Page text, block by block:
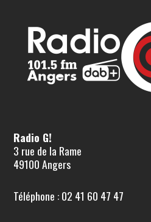
Radio G!
3 rue de la Rame
49100 Angers
Téléphone : 02 41 60 47 47